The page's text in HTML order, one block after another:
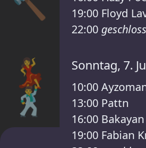
💃
🕺
19:00 Floyd
22:00
Sonntag, 7.
10:00
13:00 Pattn
16:00 Bakayan
19:00 Fabian